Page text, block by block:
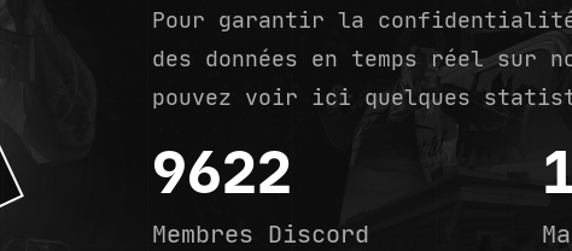
Pour garantir la
des données en temps réel sur
pouvez voir ici quelques
9622
Membres Discord